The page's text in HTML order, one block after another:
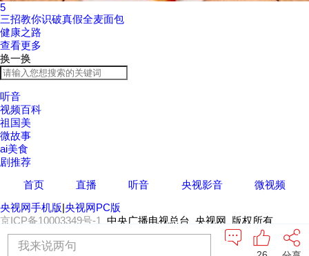
5
三招教你识破真假全麦面包
健康之路
查看更多
换一换
听音
视频百科
祖国美
微故事
ai美食
剧推荐
首页
直播 听音 央视影音
微视频
央视网手机版|央视网PC版
京ICP备10003349号-1
中央广播电视总台 央视网 版权所有
我来说两句